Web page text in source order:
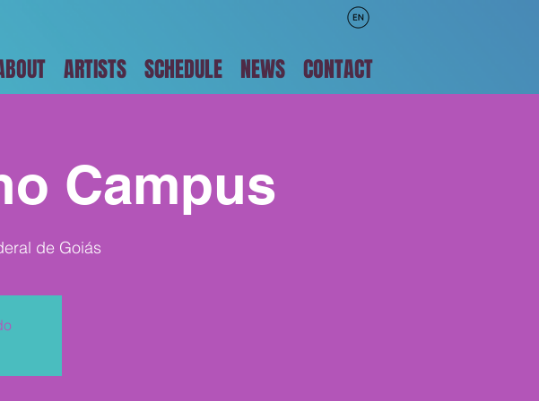
ARTISTS SCHEDULE NEWS CONTACT
Campus
de Goiás